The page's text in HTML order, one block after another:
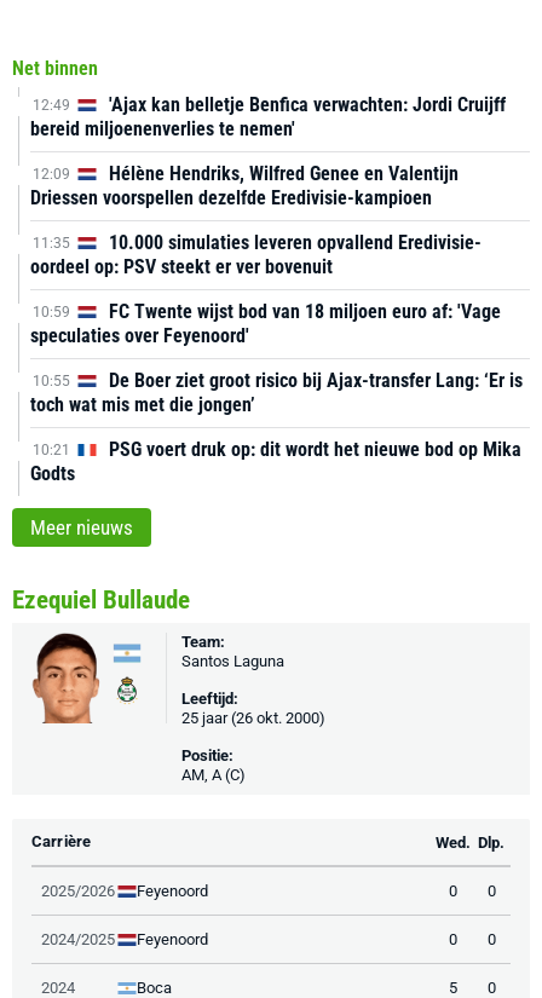
Net binnen
12:49
'Ajax kan belletje Benfica verwachten: Jordi Cruijff
bereid miljoenenverlies te nemen'
12:09
Hélène Hendriks, Wilfred Genee en Valentijn
Driessen voorspellen dezelfde Eredivisie-kampioen
11:35
10.000 simulaties leveren opvallend Eredivisie-
oordeel op: PSV steekt er ver bovenuit
10:59
FC Twente wijst bod van 18 miljoen euro af: 'Vage
speculaties over Feyenoord'
10:55
De Boer ziet groot risico bij Ajax-transfer Lang: ‘Er is
toch wat mis met die jongen’
10:21
PSG voert druk op: dit wordt het nieuwe bod op Mika
Godts
Meer nieuws
Ezequiel Bullaude
Team:
Santos Laguna
Leeftijd:
25 jaar (26 okt. 2000)
Positie:
AM, A (C)
Carrière Wed. Dlp.
2025/2026 Feyenoord 0 0
2024/2025 Feyenoord 0 0
2024 Boca 5 0